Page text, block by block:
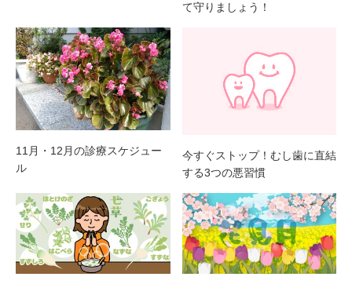
て守りましょう！
11月・12月の診療スケジュー
ル
今すぐストップ！むし歯に直結
する3つの悪習慣